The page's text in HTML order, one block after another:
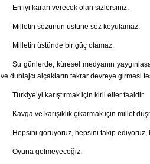
En iyi kararı verecek olan sizlersiniz.
Milletin sözünün üstüne söz koyulamaz.
Milletin üstünde bir güç olamaz.
Şu günlerde, küresel medyanın
ve dublajcı alçakların tekrar devreye girmesi
Türkiye’yi karıştırmak için kirli eller faaldir.
Kavga ve karışıklık çıkarmak için millet
Hepsini görüyoruz, hepsini takip ediyoruz,
Oyuna gelmeyeceğiz.